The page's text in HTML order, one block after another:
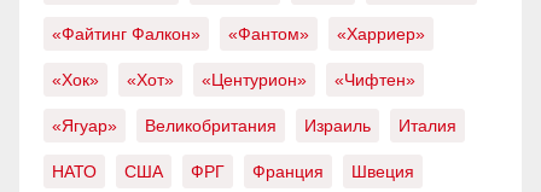
«Файтинг Фалкон» «Фантом» «Харриер»
«Хок» «Хот» «Центурион» «Чифтен»
«Ягуар» Великобритания Израиль Италия
НАТО США ФРГ Франция Швеция